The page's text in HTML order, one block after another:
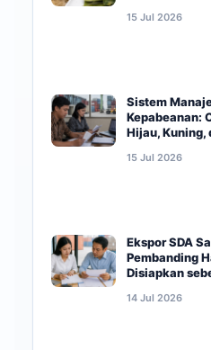
15 Jul 2026
Sistem
Kepabeanan:
Hijau, Kuning,
15 Jul 2026
Ekspor SDA
Pembanding
Disiapkan
14 Jul 2026